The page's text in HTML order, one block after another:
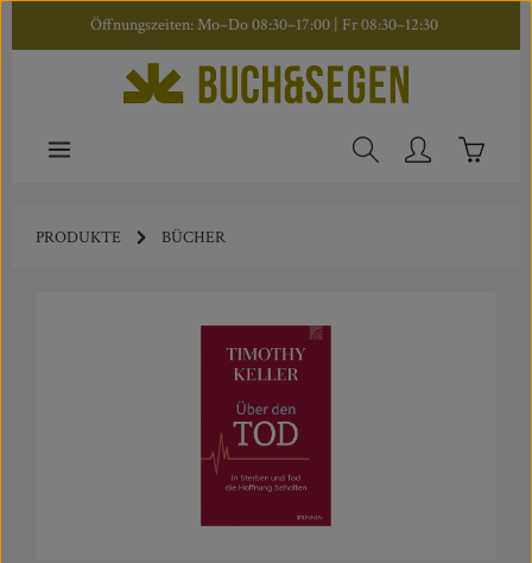
Zum Hauptinhalt springen
Öffnungszeiten: Mo–Do 08:30–17:00 | Fr 08:30–12:30
PRODUKTE BÜCHER